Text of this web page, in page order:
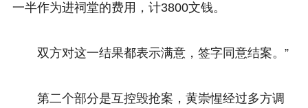
一半作为进祠堂的费用，计3800文钱。
双方对这一结果都表示满意，签字同意结案。”
第二个部分是互控毁抢案，黄崇惺经过多方调